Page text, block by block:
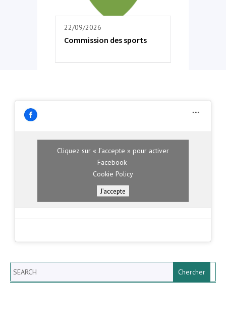
22/09/2026
Commission des sports
Cliquez sur « J’accepte » pour activer
Facebook
Cookie Policy
J’accepte
Search